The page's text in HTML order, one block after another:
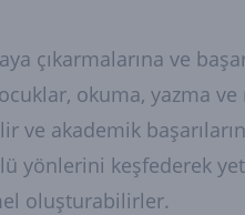
çıkarmalarına ve
okuma, yazma
akademik
yönlerini keşfederek
oluşturabilirler.